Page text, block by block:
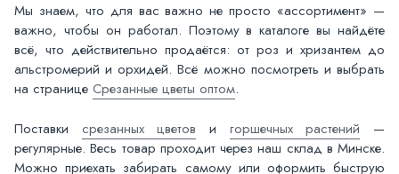
Мы знаем, что для вас важно не просто «ассортимент» —
важно, чтобы он работал. Поэтому в каталоге вы найдёте
всё, что действительно продаётся: от роз и хризантем до
альстромерий и орхидей. Всё можно посмотреть и выбрать
на странице Срезанные цветы оптом.
Поставки срезанных цветов и горшечных растений —
регулярные. Весь товар проходит через наш склад в Минске.
Можно приехать забирать самому или оформить быструю